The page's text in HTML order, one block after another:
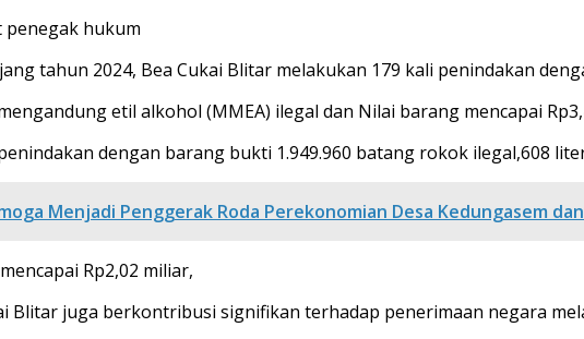
penegak hukum
tahun 2024, Bea Cukai Blitar melakukan 179 kali penindakan
etil alkohol (MMEA) ilegal dan Nilai barang mencapai
dengan barang bukti 1.949.960 batang rokok ilegal,608
Menjadi Penggerak Roda Perekonomian Desa Kedungasem
Rp2,02 miliar,
Blitar juga berkontribusi signifikan terhadap penerimaan negara